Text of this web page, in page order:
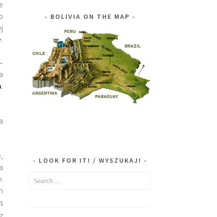
.
BOLIVIA ON THE MAP
LOOK FOR IT! / WYSZUKAJ!
Search